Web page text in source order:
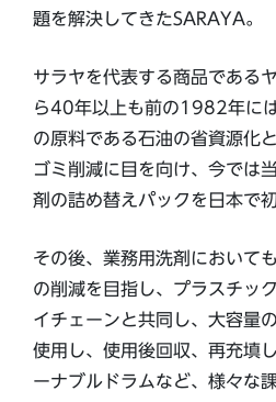
題を解決してきたSARAYA。
サラヤを代表する商品である
ら40年以上も前の1982年に
の原料である石油の省資源化
ゴミ削減に目を向け、今では
剤の詰め替えパックを日本で
その後、業務用洗剤において
の削減を目指し、プラスチッ
イチェーンと共同し、大容量
使用し、使用後回収、再充填
ーナブルドラムなど、様々な